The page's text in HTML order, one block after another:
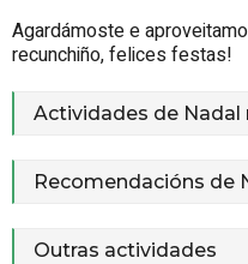
Agardámoste e
recunchiño, felices festas!
Actividades de Nadal
Recomendacións de
Outras actividades